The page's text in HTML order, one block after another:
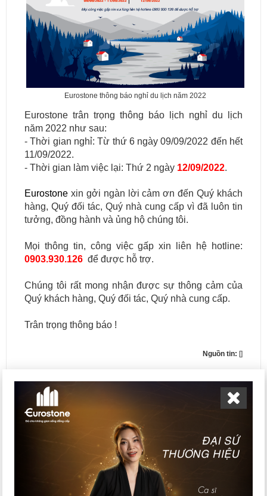
Eurostone thông báo nghỉ du lịch năm 2022
Eurostone trân trọng thông báo lịch nghỉ du lịch
năm 2022 như sau:
- Thời gian nghỉ: Từ thứ 6 ngày 09/09/2022 đến hết
11/09/2022.
- Thời gian làm việc lại: Thứ 2 ngày 12/09/2022.
Eurostone xin gởi ngàn lời cảm ơn đến Quý khách
hàng, Quý đối tác, Quý nhà cung cấp vì đã luôn tin
tưởng, đồng hành và ủng hộ chúng tôi.
Mọi thông tin, công việc gấp xin liên hệ hotline:
0903.930.126 để được hỗ trợ.
Chúng tôi rất mong nhận được sự thông cảm của
Quý khách hàng, Quý đối tác, Quý nhà cung cấp.
Trân trọng thông báo !
Nguồn tin: []
LIÊN HỆ NHẬN BÁO GIÁ/LÀM ĐỐI TÁC